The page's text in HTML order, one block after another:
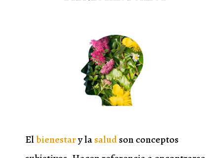
Elbienestary lasaludson conceptos